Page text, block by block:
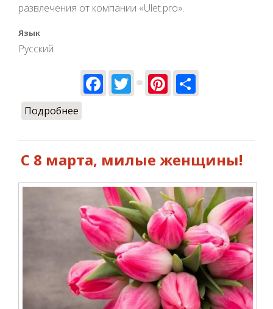
развлечения от компании «Ulet.pro».
Язык
Русский
Facebook
TwitterPinterest
Подробнее
С 8 марта, милые женщины!